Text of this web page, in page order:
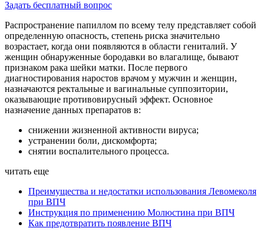
Задать бесплатный вопрос
Распространение папиллом по всему телу представляет собой
определенную опасность, степень риска значительно
возрастает, когда они появляются в области гениталий. У
женщин обнаруженные бородавки во влагалище, бывают
признаком рака шейки матки. После первого
диагностирования наростов врачом у мужчин и женщин,
назначаются ректальные и вагинальные суппозитории,
оказывающие противовирусный эффект. Основное
назначение данных препаратов в:
снижении жизненной активности вируса;
устранении боли, дискомфорта;
снятии воспалительного процесса.
читать еще
Преимущества и недостатки использования Левомеколя
при ВПЧ
Инструкция по применению Молюстина при ВПЧ
Как предотвратить появление ВПЧ